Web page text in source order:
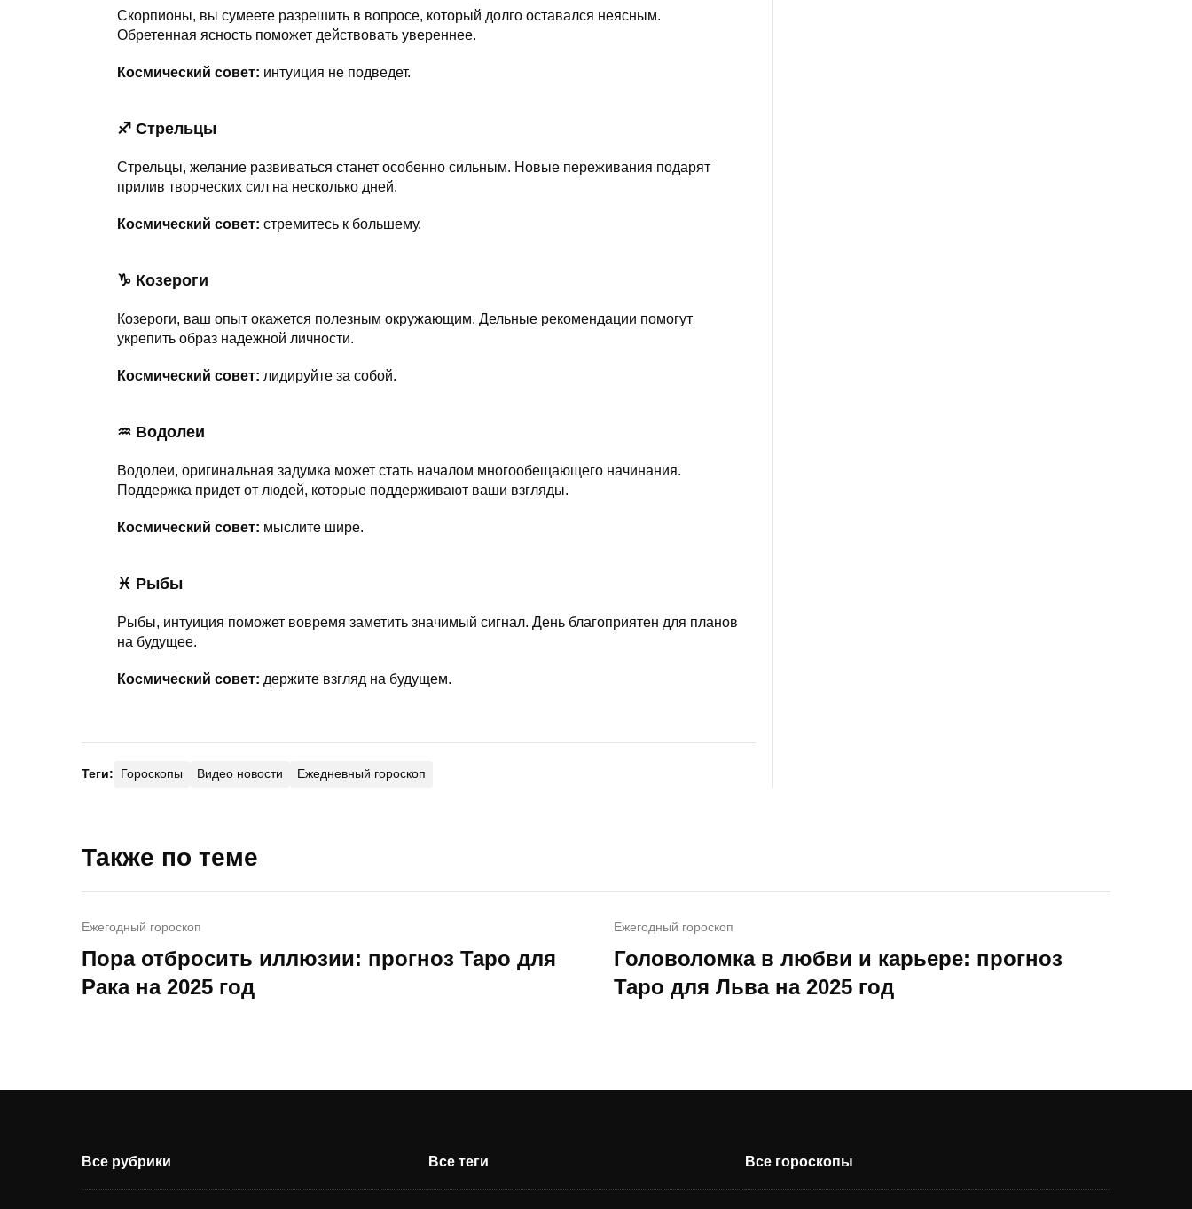
Скорпионы, вы сумеете разрешить в вопросе, который долго оставался неясным.
Обретенная ясность поможет действовать увереннее.
Космический совет: интуиция не подведет.
♐ Стрельцы
Стрельцы, желание развиваться станет особенно сильным. Новые переживания подарят
прилив творческих сил на несколько дней.
Космический совет: стремитесь к большему.
♑ Козероги
Козероги, ваш опыт окажется полезным окружающим. Дельные рекомендации помогут
укрепить образ надежной личности.
Космический совет: лидируйте за собой.
♒ Водолеи
Водолеи, оригинальная задумка может стать началом многообещающего начинания.
Поддержка придет от людей, которые поддерживают ваши взгляды.
Космический совет: мыслите шире.
♓ Рыбы
Рыбы, интуиция поможет вовремя заметить значимый сигнал. День благоприятен для планов
на будущее.
Космический совет: держите взгляд на будущем.
Теги: Гороскопы Видео новости Ежедневный гороскоп
Также по теме
Ежегодный гороскоп
Пора отбросить иллюзии: прогноз Таро для
Рака на 2025 год
Ежегодный гороскоп
Головоломка в любви и карьере: прогноз
Таро для Льва на 2025 год
Все рубрики Все теги Все гороскопы